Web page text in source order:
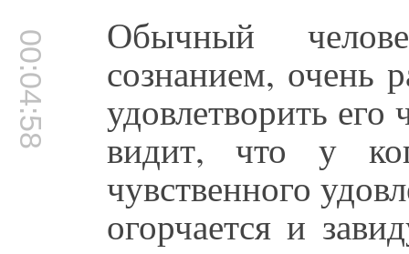
00:04:58 Обычный
сознанием, очень
удовлетворить
видит, что у
чувственного
огорчается и